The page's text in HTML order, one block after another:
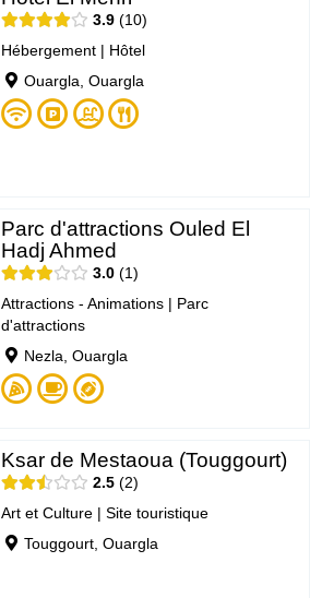
3.9
10
Hébergement | Hôtel
Ouargla, Ouargla
Parc d'attractions Ouled El
Hadj Ahmed
3.0
1
Attractions - Animations | Parc
d'attractions
Nezla, Ouargla
Ksar de Mestaoua (Touggourt)
2.5
2
Art et Culture |Site touristique
Touggourt, Ouargla